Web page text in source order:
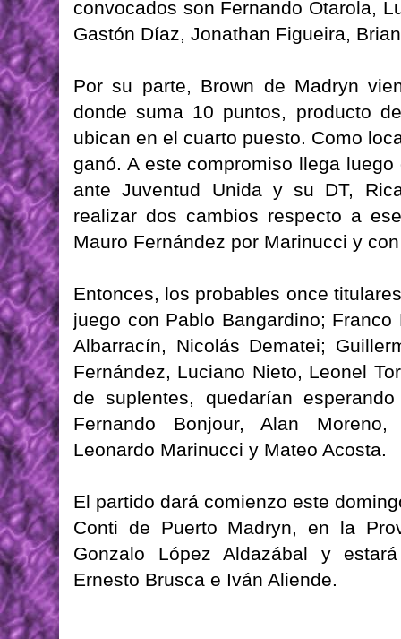
convocados son Fernando Otarola,
Gastón Díaz, Jonathan Figueira,
Por su parte, Brown de Madryn
donde suma 10 puntos, producto
ubican en el cuarto puesto. Como
ganó. A este compromiso llega
ante Juventud Unida y su DT,
realizar dos cambios respecto a
Mauro Fernández por Marinucci y
Entonces, los probables once
juego con Pablo Bangardino;
Albarracín, Nicolás Dematei;
Fernández, Luciano Nieto, Leonel
de suplentes, quedarían
Fernando Bonjour, Alan
Leonardo Marinucci y Mateo Acosta.
El partido dará comienzo este
Conti de Puerto Madryn, en la
Gonzalo López Aldazábal y
Ernesto Brusca e Iván Aliende.